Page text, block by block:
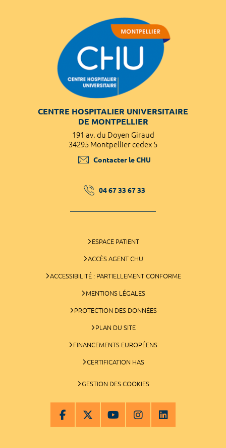
CENTRE HOSPITALIER UNIVERSITAIRE
DE MONTPELLIER
191 av. du Doyen Giraud
34295 Montpellier cedex 5
Contacter le CHU
04 67 33 67 33
ESPACE PATIENT
ACCÈS AGENT CHU
ACCESSIBILITÉ : PARTIELLEMENT CONFORME
MENTIONS LÉGALES
PROTECTION DES DONNÉES
PLAN DU SITE
FINANCEMENTS EUROPÉENS
CERTIFICATION HAS
GESTION DES COOKIES